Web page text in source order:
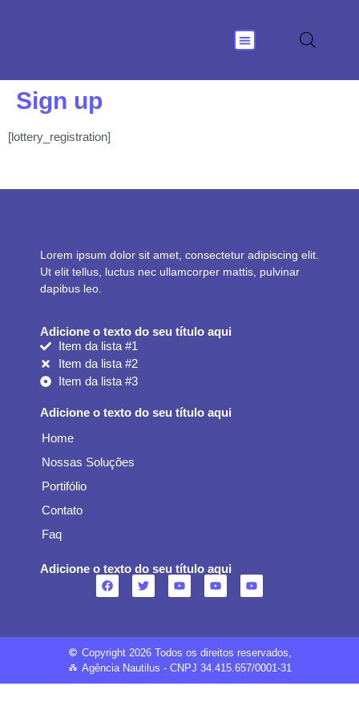
Sign up
[lottery_registration]
Lorem ipsum dolor sit amet, consectetur adipiscing elit.
Ut elit tellus, luctus nec ullamcorper mattis, pulvinar
dapibus leo.
Adicione o texto do seu título aqui
Item da lista #1
Item da lista #2
Item da lista #3
Adicione o texto do seu título aqui
Home
Nossas Soluções
Portifólio
Contato
Faq
Adicione o texto do seu título aqui
Copyright 2026 Todos os direitos reservados,
Agência Nautilus - CNPJ 34.415.657/0001-31